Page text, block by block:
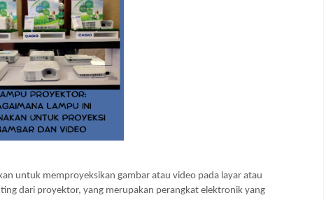
untuk memproyeksikan gambar atau video pada layar atau
dari proyektor, yang merupakan perangkat elektronik yang